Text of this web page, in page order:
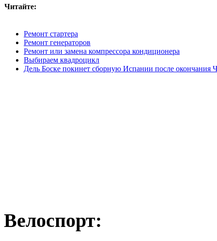
Читайте:
Ремонт стартера
Ремонт генераторов
Ремонт или замена компрессора кондиционера
Выбираем квадроцикл
Дель Боске покинет сборную Испании после окончания
Велоспорт: